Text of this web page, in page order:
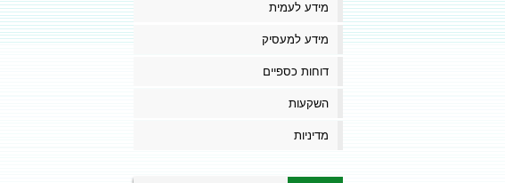
מידע לעמית
מידע למעסיק
דוחות כספיים
השקעות
מדיניות